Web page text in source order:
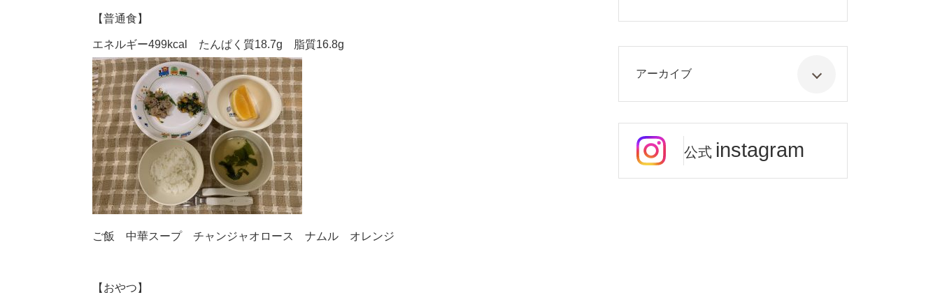
【普通食】
エネルギー499kcal たんぱく質18.7g 脂質16.8g
ご飯 中華スープ チャンジャオロース ナムル オレンジ
【おやつ】
アーカイブ
公式 instagram